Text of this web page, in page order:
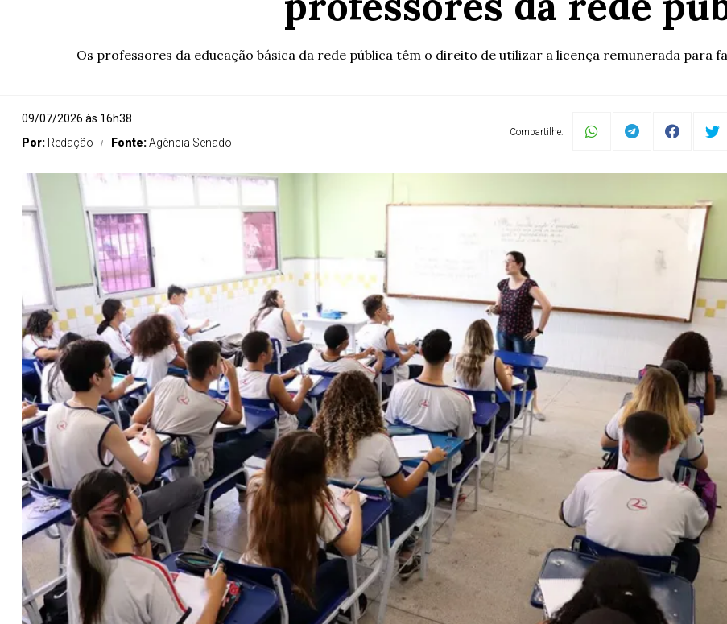
Os professores da educação básica da rede pública têm o direito de utilizar a licença remunerada para
09/07/2026 às 16h38
Por: Redação Fonte:Agência Senado
Compartilhe: